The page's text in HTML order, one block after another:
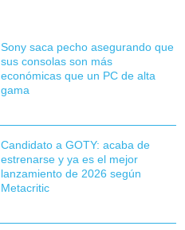
Sony saca pecho asegurando que
sus consolas son más
económicas que un PC de alta
gama
Candidato a GOTY: acaba de
estrenarse y ya es el mejor
lanzamiento de 2026 según
Metacritic